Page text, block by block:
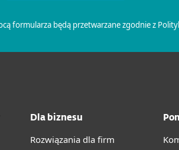
Dla biznesu
Rozwiązania dla firm